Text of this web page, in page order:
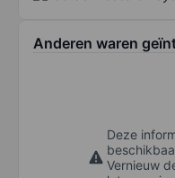
Anderen waren
Deze
Vernieuw